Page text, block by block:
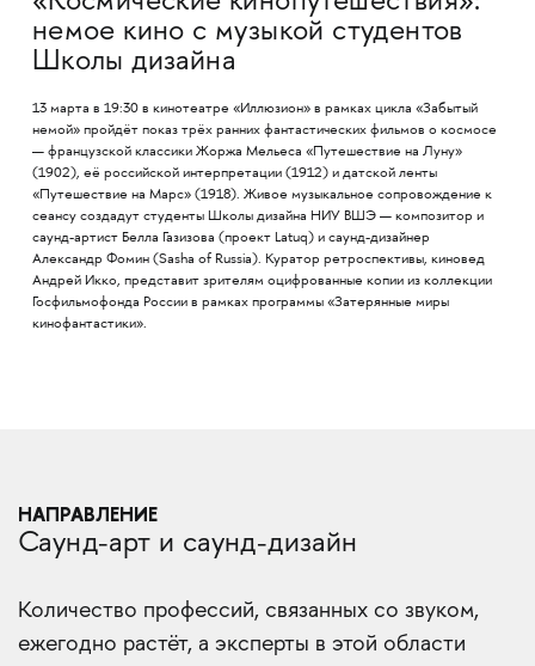
немое кино с музыкой студентов
Школы дизайна
13 марта в 19:30 в кинотеатре «Иллюзион» в рамках цикла «Забытый
немой» пройдёт показ трёх ранних фантастических фильмов о космосе
— французской классики Жоржа Мельеса «Путешествие на Луну»
(1902), её российской интерпретации (1912) и датской ленты
«Путешествие на Марс» (1918). Живое музыкальное сопровождение к
сеансу создадут студенты Школы дизайна НИУ ВШЭ — композитор и
саунд-артист Белла Газизова (проект Latuq) и саунд-дизайнер
Александр Фомин (Sasha of Russia). Куратор ретроспективы, киновед
Андрей Икко, представит зрителям оцифрованные копии из коллекции
Госфильмофонда России в рамках программы «Затерянные миры
кинофантастики».
НАПРАВЛЕНИЕ
Саунд-арт и саунд-дизайн
Количество профессий, связанных со звуком,
ежегодно растёт, а эксперты в этой области